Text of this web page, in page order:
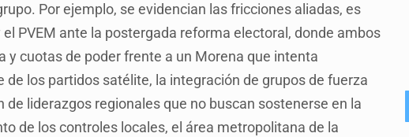
Por ejemplo, se evidencian las fricciones aliadas, es
PVEM ante la postergada reforma electoral, donde ambos
y cuotas de poder frente a un Morena que intenta
los partidos satélite, la integración de grupos de fuerza
liderazgos regionales que no buscan sostenerse en la
de los controles locales, el área metropolitana de la